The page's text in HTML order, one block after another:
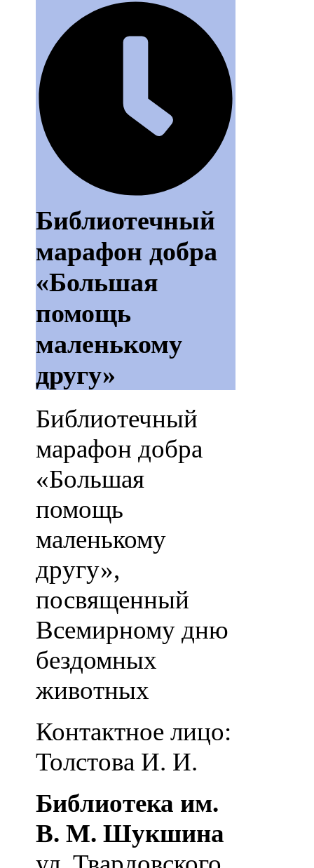
Библиотечный
марафон добра
«Большая
помощь
маленькому
другу»
Библиотечный
марафон добра
«Большая
помощь
маленькому
другу»,
посвященный
Всемирному дню
бездомных
животных
Контактное лицо:
Толстова И. И.
Библиотека им.
В. М. Шукшина